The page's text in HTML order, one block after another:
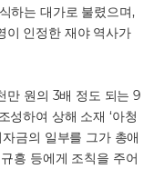
하는 대가로 불렸으며,
이 인정한 재야 역사가
만 원의 3배 정도 되는 9
성하여 상해 소재 ‘아청
금의 일부를 그가 총애
흥 등에게 조칙을 주어